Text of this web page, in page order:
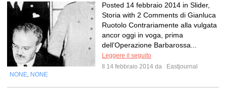
Posted 14 febbraio 2014 in Slider,
Storia with 2 Comments di Gianluca
Ruotolo Contrariamente alla vulgata
ancor oggi in voga, prima
dell’Operazione Barbarossa...
Leggere il seguito
Il 14 febbraio 2014 da
Eastjournal
NONE NONE